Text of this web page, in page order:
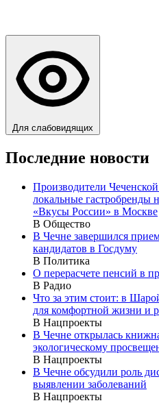
Для слабовидящих
Последние новости
Производители
локальные гастробренды
«Вкусы России» в Москве
В Общество
В Чечне завершился
кандидатов в Госдуму
В Политика
О перерасчете пенсий в
В Радио
Что за этим стоит: в
для комфортной жизни и
В Нацпроекты
В Чечне открылась
экологическому
В Нацпроекты
В Чечне обсудили роль
выявлении заболеваний
В Нацпроекты